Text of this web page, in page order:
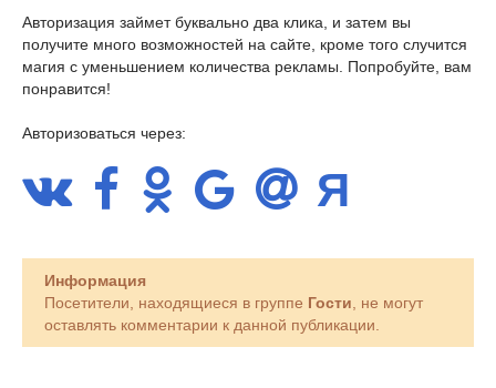
Авторизация займет буквально два клика, и затем вы
получите много возможностей на сайте, кроме того случится
магия с уменьшением количества рекламы. Попробуйте, вам
понравится!
Авторизоваться через:
Информация
Посетители, находящиеся в группе Гости , не могут
оставлять комментарии к данной публикации.